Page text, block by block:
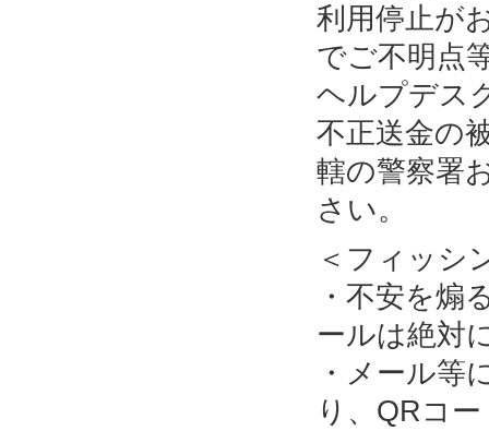
利用停止が
でご不明点
ヘルプデス
不正送金の
轄の警察署
さい。
＜フィッシ
・不安を煽
ールは絶対
・メール等
り、QRコ